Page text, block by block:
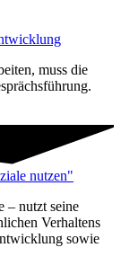
muss die
– nutzt seine
Verhaltens
sowie